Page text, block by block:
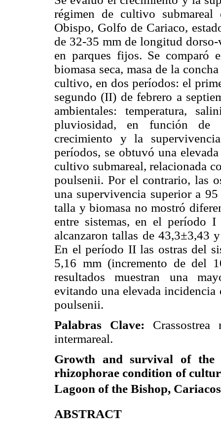
régimen de cultivo
Obispo, Golfo de Cariaco,
de 32-35 mm de longitud
en parques fijos. Se comparó
biomasa seca, masa de la
cultivo, en dos períodos: el
segundo (II) de febrero a
ambientales: temperatura,
pluviosidad, en función de
crecimiento y la
períodos, se obtuvó una
cultivo submareal, relacionada
poulsenii. Por el contrario, las
una supervivencia superior a
talla y biomasa no mostró
entre sistemas, en el período I
alcanzaron tallas de 43,3±3,43
En el período II las ostras del
5,16 mm (incremento de del
resultados muestran una
evitando una elevada
poulsenii.
Palabras Clave:
intermareal.
Growth and survival of the
rhizophorae condition of
Lagoon of the Bishop,
ABSTRACT